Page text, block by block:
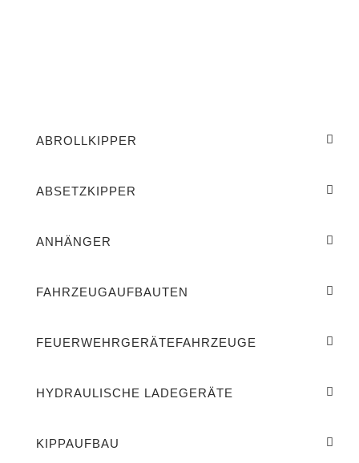
ABROLLKIPPER
ABSETZKIPPER
ANHÄNGER
FAHRZEUGAUFBAUTEN
FEUERWEHRGERÄTEFAHRZEUGE
HYDRAULISCHE LADEGERÄTE
KIPPAUFBAU